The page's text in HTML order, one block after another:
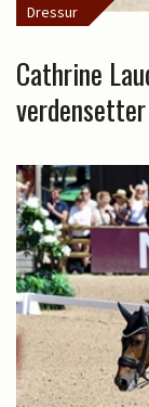
Dressur
Cathrine
verdensetter